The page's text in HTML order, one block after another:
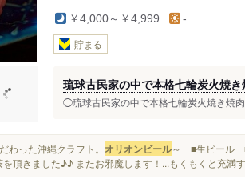
￥4,000～￥4,999 -
貯まる
琉球古民家の中で本格七輪炭火焼き
◯琉球古民家の中で本格七輪炭火焼き焼
わった沖縄クラフト。 オリオンビール～ ■生ビール ■
頂きました♪♪ またお邪魔します！...もくもくと充満